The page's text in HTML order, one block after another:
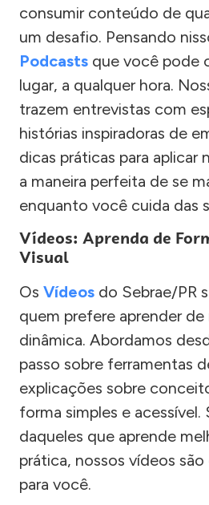
consumir conteúdo de
um desafio. Pensando
Podcasts que você pode
lugar, a qualquer hora.
trazem entrevistas com
histórias inspiradoras de
dicas práticas para aplicar
a maneira perfeita de se
enquanto você cuida das
Vídeos: Aprenda de
Visual
Os Vídeos do Sebrae/PR
quem prefere aprender de
dinâmica. Abordamos
passo sobre ferramentas
explicações sobre
forma simples e acessível.
daqueles que aprende
prática, nossos vídeos
para você.